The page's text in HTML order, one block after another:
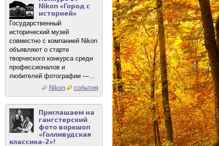
Nikon «Город с
историей»
Государственный
исторический музей
совместно с компанией Nikon
объявляют о старте
творческого конкурса среди
профессионалов и
любителей фотографии —...
Nikon
события
Приглашаем на
гангстерский
фото воркшоп
«Голливудская
классика-2»!